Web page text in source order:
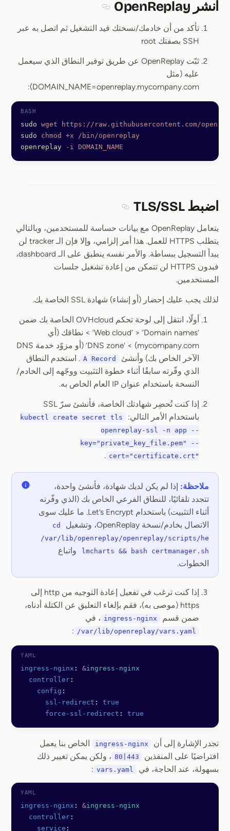
انشر OpenReplay
تأكد من أن خادمك/نسختك قيد التشغيل ثم اتصل به عبر
SSH بصفتك root
ثبّت OpenReplay عن طريق توفير النطاق الذي سيعمل
عليه (مثل
DOMAIN_NAME=openreplay.mycompany.com):
sudo wget https://raw.githubusercontent.com/
sudo chmod +x /bin/openreplay
openreplay -i DOMAIN_NAME
اضبط TLS/SSL
يتعامل OpenReplay مع بيانات حساسة للمستخدمين، وبالتالي
يتطلب HTTPS للعمل. هذا أمر إلزامي، وإلا فإن الـ tracker لن
يبدأ التسجيل ببساطة. والأمر نفسه ينطبق على الـ dashboard،
فبدون HTTPS لن تتمكن من إعادة تشغيل جلسات
المستخدمين.
لذلك يجب عليك إحضار (أو إنشاء) شهادة SSL الخاصة بك.
أولًا، انتقل إلى لوحة تحكم OVHcloud الخاصة بك ضمن
‘Web cloud’ > ‘Domain names’ > نطاقك (أي
mycompany.com) > ‘DNS zone’ (أو مزوّد خدمة DNS
الآخر الخاص بك) وأنشئ
A Record . استخدم النطاق
الذي وفّرته سابقًا أثناء خطوة التثبيت ووجّهه إلى الخادم/
النسخة باستخدام عنوان IP العام الخاص به.
إذا كنت تُحضِر شهادتك الخاصة، فأنشئ سرّ SSL
باستخدام الأمر التالي:
kubectl create secret tls
openreplay-ssl -n app --
key="private_key_file.pem" --
cert="certificate.crt"
.
ملاحظة: إذا لم يكن لديك شهادة، فأنشئ واحدة،
تتجدد تلقائيًا، للنطاق الفرعي الخاص بك (الذي وفّرته
أثناء التثبيت) باستخدام Let’s Encrypt. ما عليك سوى
الاتصال بخادم/نسخة OpenReplay، وتشغيل
cd
/var/lib/openreplay/openreplay/scripts/he
lmcharts && bash certmanager.sh
واتباع
الخطوات.
إذا كنت ترغب في تفعيل إعادة التوجيه من http إلى
https (موصى به)، فقم بإلغاء التعليق عن الكتلة أدناه،
ضمن قسم
ingress-nginx ، في
/var/lib/openreplay/vars.yaml
:
ingress-nginx : &ingress-nginx
  controller
:
    config
:
      ssl-redirect
: true
      force-ssl-redirect
: true
تجدر الإشارة إلى أن ingress-nginx
الخاص بنا يعمل
افتراضيًا على المنفذين
80|443 ، ولكن يمكن تغيير ذلك
بسهولة، عند الحاجة، في
vars.yaml
:
ingress-nginx : &ingress-nginx
  controller
:
    service
: